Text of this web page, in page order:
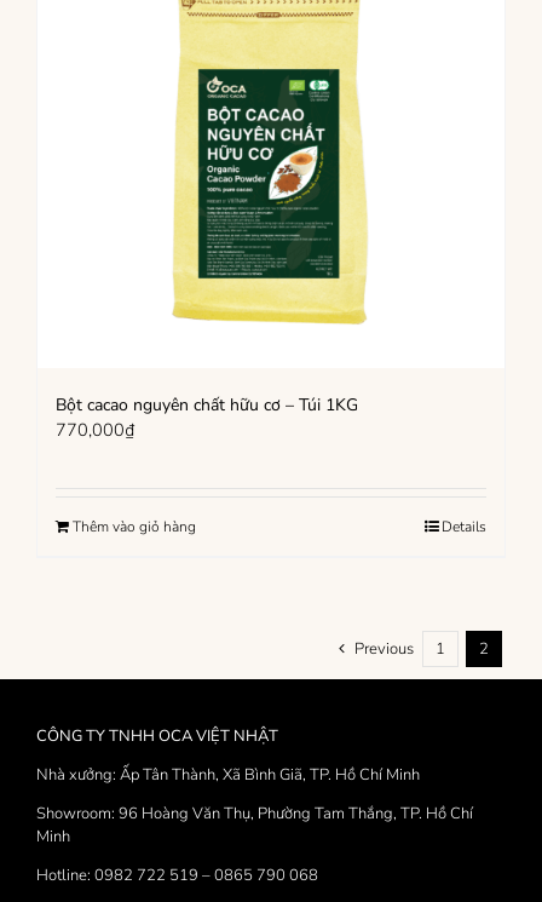
Bột cacao nguyên chất hữu cơ – Túi 1KG
770,000₫
Thêm vào giỏ hàng Details
Previous 1 2
CÔNG TY TNHH OCA VIỆT NHẬT
Nhà xưởng: Ấp Tân Thành, Xã Bình Giã, TP. Hồ Chí Minh
Showroom: 96 Hoàng Văn Thụ, Phường Tam Thắng, TP. Hồ Chí
Minh
Hotline: 0982 722 519 – 0865 790 068